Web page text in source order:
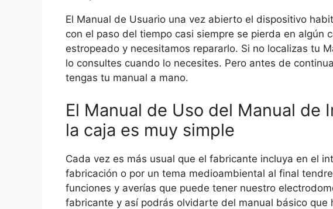
El Manual de Usuario una vez abierto el dispositivo
con el paso del tiempo casi siempre se pierda en
estropeado y necesitamos repararlo. Si no localizas tu
lo consultes cuando lo necesites. Pero antes de
tengas tu manual a mano.
El Manual de Uso del Manual
la caja es muy simple
Cada vez es más usual que el fabricante incluya en el
fabricación o por un tema medioambiental al final
funciones y averías que puede tener nuestro
fabricante y así podrás olvidarte del manual básico que